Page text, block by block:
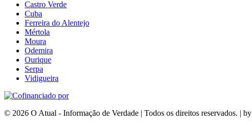
Castro Verde
Cuba
Ferreira do Alentejo
Mértola
Moura
Odemira
Ourique
Serpa
Vidigueira
© 2026 O Atual - Informação de Verdade | Todos os direitos reservados. | by